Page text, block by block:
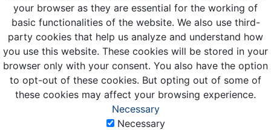
your browser as they are essential for the working of
basic functionalities of the website. We also use third-
party cookies that help us analyze and understand how
you use this website. These cookies will be stored in your
browser only with your consent. You also have the option
to opt-out of these cookies. But opting out of some of
these cookies may affect your browsing experience.
Necessary
Necessary